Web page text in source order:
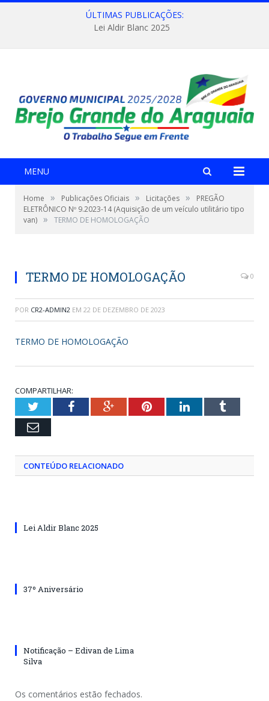
ÚLTIMAS PUBLICAÇÕES:
Lei Aldir Blanc 2025
MENU
Home » Publicações Oficiais » Licitações »
PREGÃO
ELETRÔNICO Nº 9.2023-14 (Aquisição de um veículo utilitário tipo
van) » TERMO DE HOMOLOGAÇÃO
TERMO DE HOMOLOGAÇÃO 0
POR CR2-ADMIN2 EM 22 DE DEZEMBRO DE 2023
TERMO DE HOMOLOGAÇÃO
COMPARTILHAR:
TwitterFacebookGoogle+PinterestLinkedInTumblr
Email
CONTEÚDO RELACIONADO
Lei Aldir Blanc 2025
37º Aniversário
Notificação – Edivan de Lima
Silva
Os comentários estão fechados.